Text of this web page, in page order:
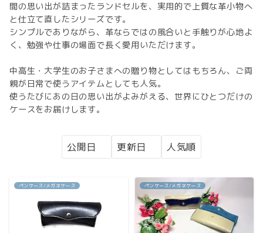
間の思い出が詰まったランドセルを、実用的で上質な革小物へ
と仕立て直したシリーズです。
シンプルでありながら、革ならではの風合いと手触りが心地よ
く、勉強や仕事の場面で長く愛用いただけます。
中高生・大学生のお子さまへの贈り物としてはもちろん、ご両
親が日常で使うアイテムとしても人気。
使うたびにあの日の思い出がよみがえる、世界にひとつだけの
ケースをお届けします。
ペンケース/メガネケース ペンケース/メガネケース